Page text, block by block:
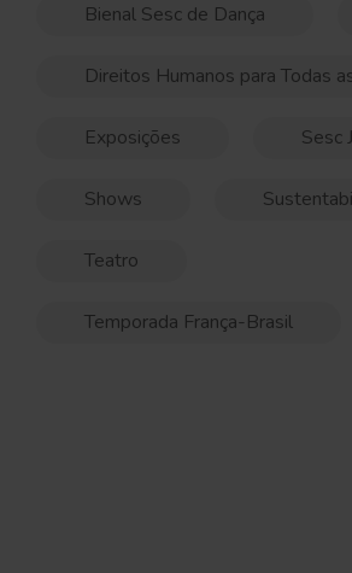
Bienal Sesc de Dança
Direitos Humanos para Todas
Exposições Sesc
Shows
Teatro
Temporada França-Brasil